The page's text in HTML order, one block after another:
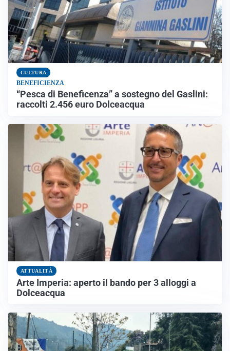
CULTURA
BENEFICIENZA
“Pesca di Beneficenza” a sostegno del Gaslini:
raccolti 2.456 euro Dolceacqua
ATTUALITÀ
Arte Imperia: aperto il bando per 3 alloggi a
Dolceacqua